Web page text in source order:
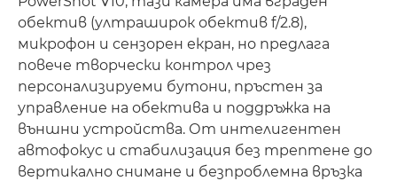
обектив (ултраширок обектив f/2.8),
микрофон и сензорен екран, но предлага
повече творчески контрол чрез
персонализируеми бутони, пръстен за
управление на обектива и поддръжка на
външни устройства. От интелигентен
автофокус и стабилизация без трептене до
вертикално снимане и безпроблемна връзка